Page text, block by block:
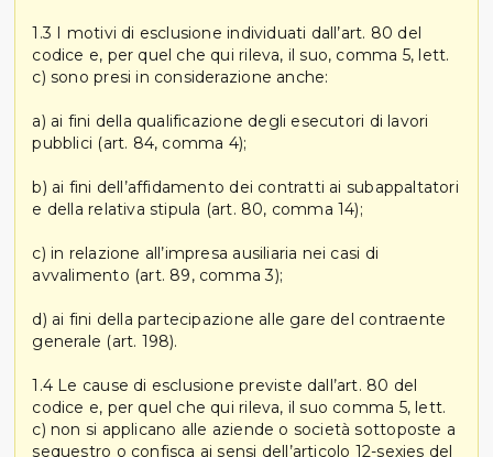
1.3 I motivi di esclusione individuati dall’art. 80 del
codice e, per quel che qui rileva, il suo, comma 5, lett.
c) sono presi in considerazione anche:
a) ai fini della qualificazione degli esecutori di lavori
pubblici (art. 84, comma 4);
b) ai fini dell’affidamento dei contratti ai subappaltatori
e della relativa stipula (art. 80, comma 14);
c) in relazione all’impresa ausiliaria nei casi di
avvalimento (art. 89, comma 3);
d) ai fini della partecipazione alle gare del contraente
generale (art. 198).
1.4 Le cause di esclusione previste dall’art. 80 del
codice e, per quel che qui rileva, il suo comma 5, lett.
c) non si applicano alle aziende o società sottoposte a
sequestro o confisca ai sensi dell’articolo 12-sexies del